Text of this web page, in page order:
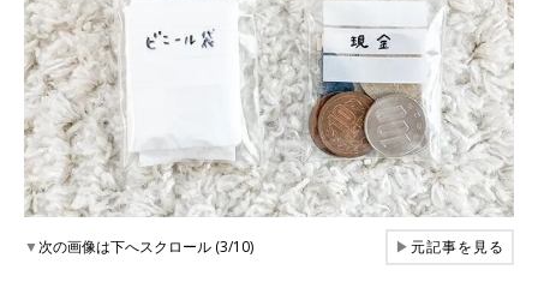
▼次の画像は下へスクロール (3/10) ▶元記事を見る